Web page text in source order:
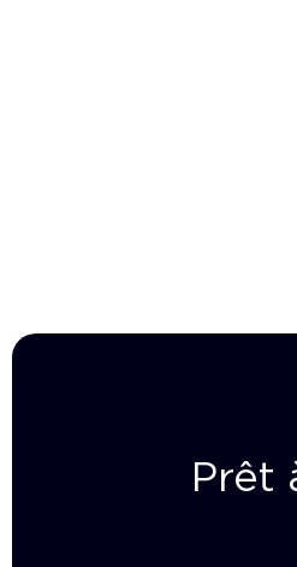
Prêt